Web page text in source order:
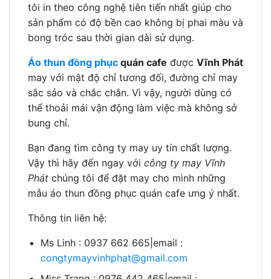
tôi in theo công nghệ tiên tiến nhất giúp cho
sản phẩm có độ bền cao không bị phai màu và
bong tróc sau thời gian dài sử dụng.
Áo thun đồng phục quán cafe được Vĩnh Phát
may với mật độ chỉ tương đối, đường chỉ may
sắc sảo và chắc chắn. Vì vậy, người dùng có
thể thoải mái vận động làm việc mà không sở
bung chỉ.
Bạn đang tìm công ty may uy tín chất lượng.
Vậy thì hãy đến ngay với công ty may Vĩnh
Phát chúng tôi để đặt may cho mình những
mẫu áo thun đồng phục quán cafe ưng ý nhất.
Thông tin liên hệ:
Ms Linh : 0937 662 665|email :
congtymayvinhphat@gmail.com